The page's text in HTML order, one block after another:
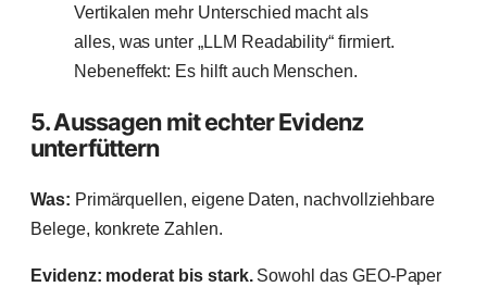
Vertikalen mehr Unterschied macht als
alles, was unter „LLM Readability“ firmiert.
Nebeneffekt: Es hilft auch Menschen.
5. Aussagen mit echter Evidenz
unterfüttern
Was: Primärquellen, eigene Daten, nachvollziehbare
Belege, konkrete Zahlen.
Evidenz: moderat bis stark.Sowohl das GEO-Paper